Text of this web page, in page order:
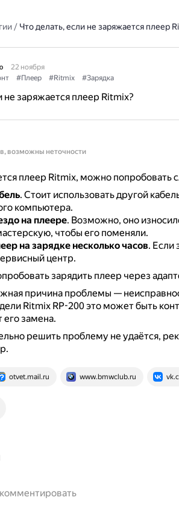
/ Что делать, если не заряжается плеер
22 ноября
#Плеер #Ritmix #Зарядка
не заряжается плеер Ritmix?
возможны неточности
плеер Ritmix, можно попробовать
. Стоит использовать другой
компьютера.
на плеере. Возможно, оно
чтобы его поменяли.
на зарядке несколько часов. Если
центр.
зарядить плеер через
причина проблемы —
Ritmix RP-200 это может быть
замена.
решить проблему не удаётся,
otvet.mail.ru www.bmwclub.ru